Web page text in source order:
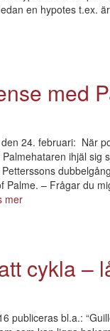
en hypotes t.ex.
med
24. februari: När
ihjäl sig
Palme. – Frågar du
mer
cykla –
publiceras bl.a.: